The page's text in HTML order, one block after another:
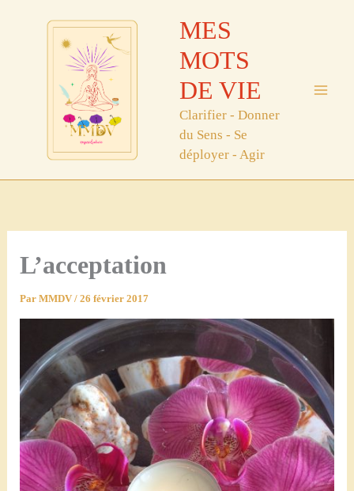
MES
MOTS
DE VIE
Clarifier - Donner
du Sens - Se
déployer - Agir
L’acceptation
Par MMDV / 26 février 2017